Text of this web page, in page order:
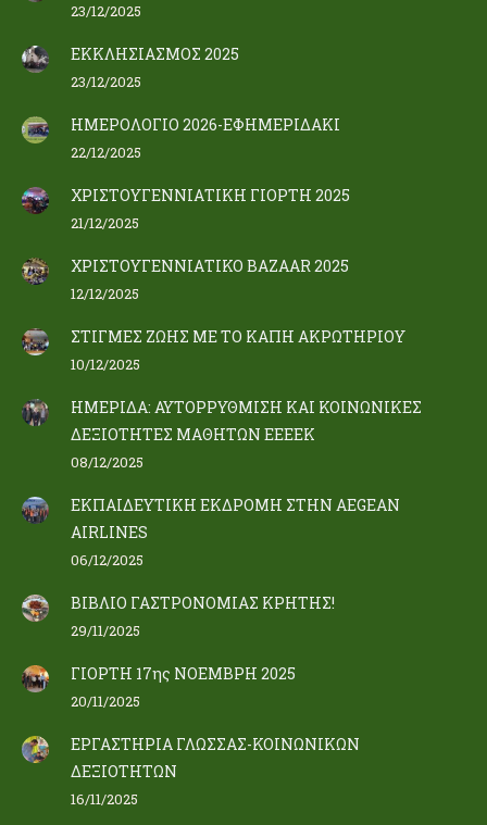
23/12/2025
ΕΚΚΛΗΣΙΑΣΜΟΣ 2025
23/12/2025
ΗΜΕΡΟΛΟΓΙΟ 2026-ΕΦΗΜΕΡΙΔΑΚΙ
22/12/2025
ΧΡΙΣΤΟΥΓΕΝΝΙΑΤΙΚΗ ΓΙΟΡΤΗ 2025
21/12/2025
ΧΡΙΣΤΟΥΓΕΝΝΙΑΤΙΚΟ BAZAAR 2025
12/12/2025
ΣΤΙΓΜΕΣ ΖΩΗΣ ΜΕ ΤΟ ΚΑΠΗ ΑΚΡΩΤΗΡΙΟΥ
10/12/2025
ΗΜΕΡΙΔΑ: ΑΥΤΟΡΡΥΘΜΙΣΗ ΚΑΙ ΚΟΙΝΩΝΙΚΕΣ
ΔΕΞΙΟΤΗΤΕΣ ΜΑΘΗΤΩΝ ΕΕΕΕΚ
08/12/2025
ΕΚΠΑΙΔΕΥΤΙΚΗ ΕΚΔΡΟΜΗ ΣΤΗΝ AEGEAN
AIRLINES
06/12/2025
ΒΙΒΛΙΟ ΓΑΣΤΡΟΝΟΜΙΑΣ ΚΡΗΤΗΣ!
29/11/2025
ΓΙΟΡΤΗ 17ης ΝΟΕΜΒΡΗ 2025
20/11/2025
ΕΡΓΑΣΤΗΡΙΑ ΓΛΩΣΣΑΣ-ΚΟΙΝΩΝΙΚΩΝ
ΔΕΞΙΟΤΗΤΩΝ
16/11/2025